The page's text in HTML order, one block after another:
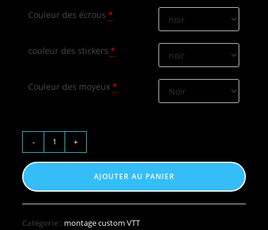
Couleur des écrous *
couleur des stickers *
Couleur des moyeux *
- +
AJOUTER AU PANIER
Catégorie : montage custom VTT